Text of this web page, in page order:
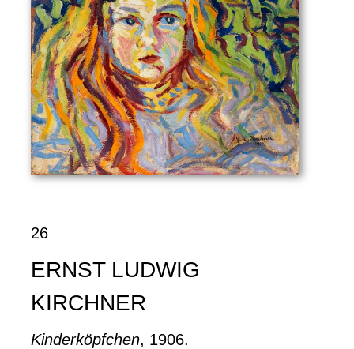
26
ERNST LUDWIG
KIRCHNER
Kinderköpfchen, 1906.